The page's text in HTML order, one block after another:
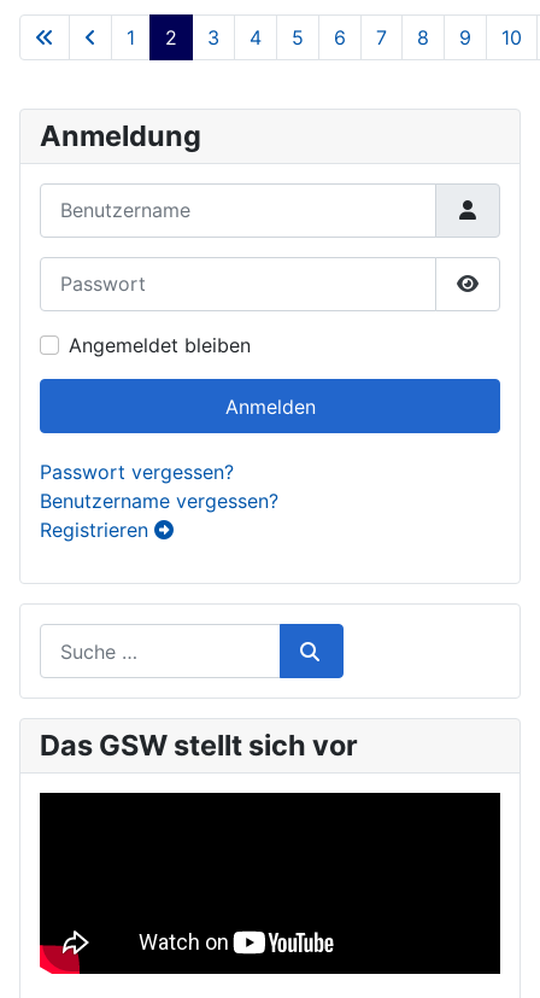
Anmeldung
Angemeldet bleiben
Anmelden
Passwort vergessen?
Benutzername vergessen?
Registrieren
Das GSW stellt sich vor
Seite 2 von 12
1 2 3 4 5 6 7 8 9 10